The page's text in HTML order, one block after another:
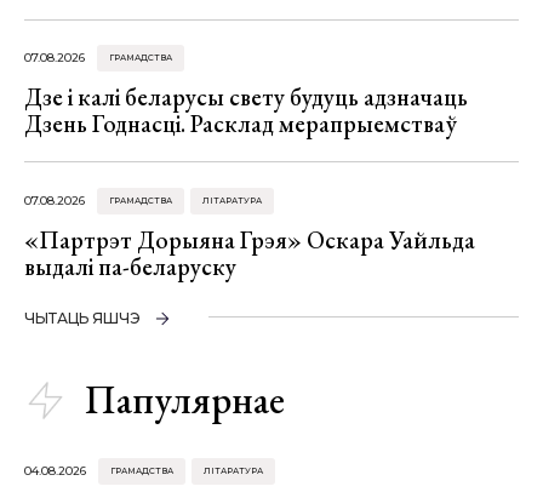
07.08.2026 ГРАМАДСТВА
Дзе і калі беларусы свету будуць адзначаць
Дзень Годнасці. Расклад мерапрыемстваў
07.08.2026 ГРАМАДСТВА ЛІТАРАТУРА
«Партрэт Дорыяна Грэя» Оскара Уайльда
выдалі па-беларуску
ЧЫТАЦЬ ЯШЧЭ
Папулярнае
04.08.2026 ГРАМАДСТВА ЛІТАРАТУРА